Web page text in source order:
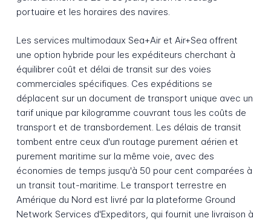
portuaire et les horaires des navires.
Les services multimodaux Sea+Air et Air+Sea offrent
une option hybride pour les expéditeurs cherchant à
équilibrer coût et délai de transit sur des voies
commerciales spécifiques. Ces expéditions se
déplacent sur un document de transport unique avec un
tarif unique par kilogramme couvrant tous les coûts de
transport et de transbordement. Les délais de transit
tombent entre ceux d'un routage purement aérien et
purement maritime sur la même voie, avec des
économies de temps jusqu'à 50 pour cent comparées à
un transit tout-maritime. Le transport terrestre en
Amérique du Nord est livré par la plateforme Ground
Network Services d'Expeditors, qui fournit une livraison à